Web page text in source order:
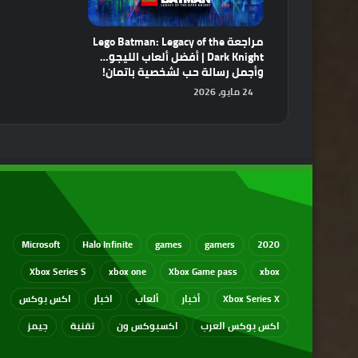
مراجعة Lego Batman: Legacy of the
Dark Knight | أفضل ألعاب الليجو…
وأجمل رسالة حب لشخصية باتمان!
24 مايو، 2026
2020
gamers
games
Halo Infinite
Microsoft
xbox
Xbox Game pass
xbox one
Xbox Series S
Xbox Series X
أخبار ألعاب اخبار
اكس بوكس
اكس بوكس العرب
اكسبوكس ون تقنية جيمز